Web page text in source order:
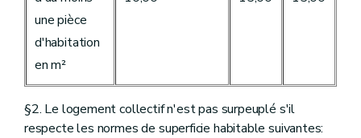
une pièce
d'habitation
en m²
§2. Le logement collectif n'est pas surpeuplé s'il
respecte les normes de superficie habitable suivantes: